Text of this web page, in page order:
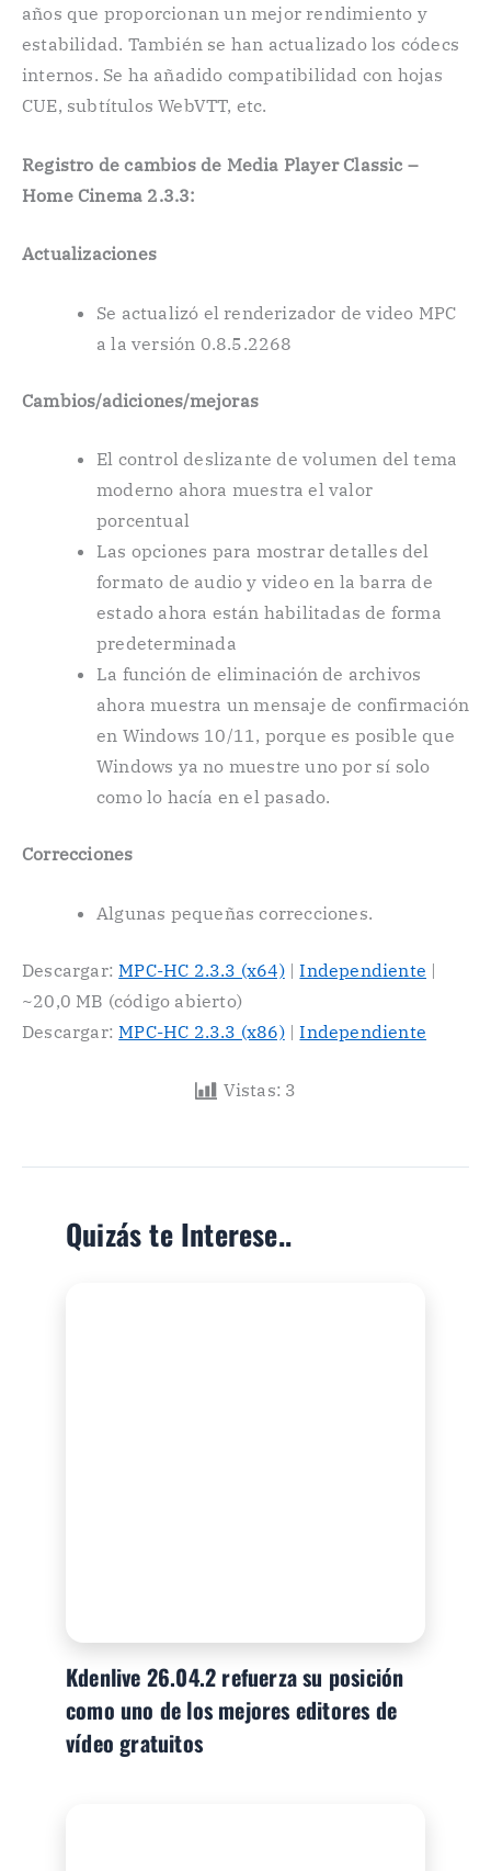
años que proporcionan un mejor rendimiento y
estabilidad. También se han actualizado los códecs
internos. Se ha añadido compatibilidad con hojas
CUE, subtítulos WebVTT, etc.
Registro de cambios de Media Player Classic –
Home Cinema 2.3.3:
Actualizaciones
Se actualizó el renderizador de video MPC
a la versión 0.8.5.2268
Cambios/adiciones/mejoras
El control deslizante de volumen del tema
moderno ahora muestra el valor
porcentual
Las opciones para mostrar detalles del
formato de audio y video en la barra de
estado ahora están habilitadas de forma
predeterminada
La función de eliminación de archivos
ahora muestra un mensaje de confirmación
en Windows 10/11, porque es posible que
Windows ya no muestre uno por sí solo
como lo hacía en el pasado.
Correcciones
Algunas pequeñas correcciones.
Descargar:MPC-HC 2.3.3 (x64)|Independiente |
~20,0 MB (código abierto)
Descargar:MPC-HC 2.3.3 (x86)|Independiente
Vistas: 3
Quizás te Interese..
Kdenlive 26.04.2 refuerza su posición
como uno de los mejores editores de
vídeo gratuitos